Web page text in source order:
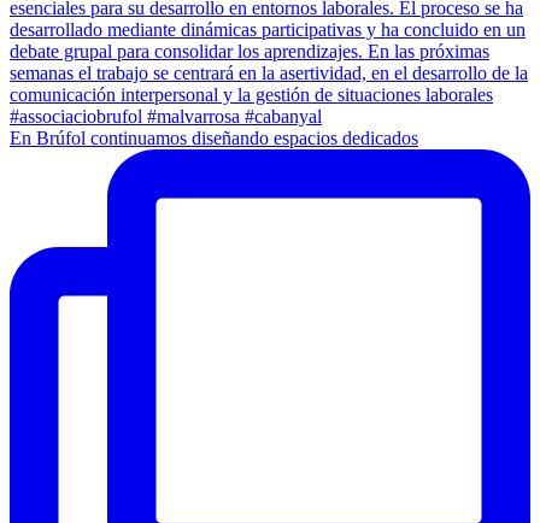
En Brúfol continuamos diseñando espacios dedicados